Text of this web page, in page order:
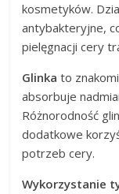
kosmetyków.
antybakteryjne,
pielęgnacji cery
Glinka to
absorbuje
Różnorodność
dodatkowe
potrzeb cery.
Wykorzystanie